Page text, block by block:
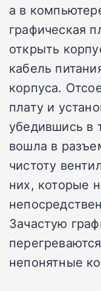
а в
графическая
открыть
кабель
корпуса.
плату и
убедившись в
вошла в
чистоту
них, которые
Зачастую
непонятные